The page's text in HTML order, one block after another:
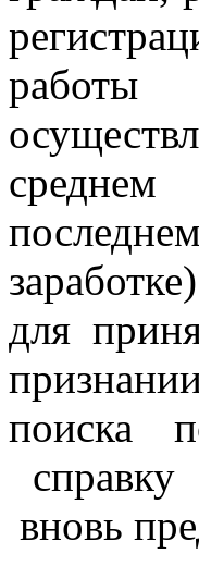
работы
для
поиска
вновь